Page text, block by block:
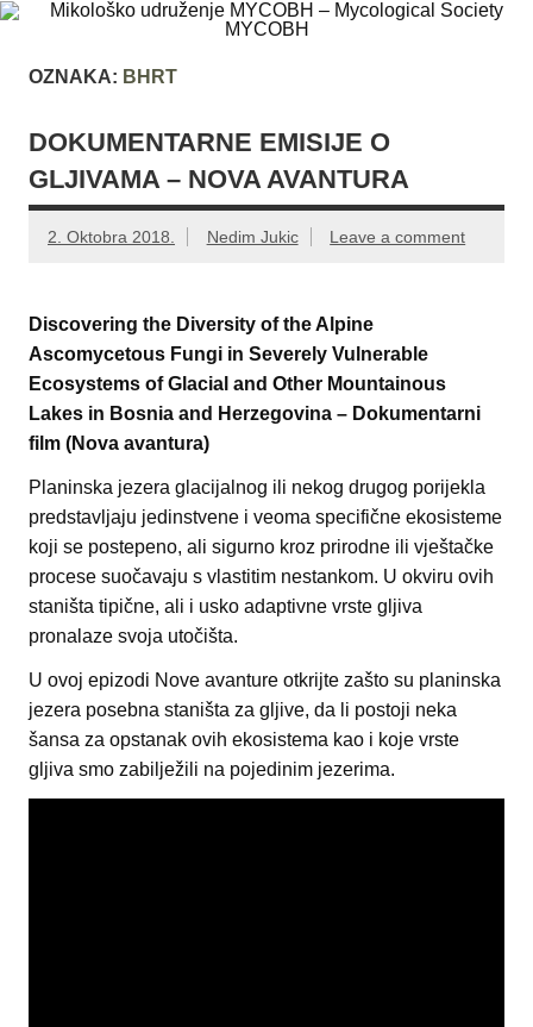
Skip
to
Mikološko
Mycological
Society
MYCOBH
Web site Mikološkog udruženja MYCOBH
OZNAKA: BHRT
DOKUMENTARNE EMISIJE O
GLJIVAMA – NOVA AVANTURA
2. Oktobra 2018. Nedim Jukic Leave a comment
Discovering the Diversity of the Alpine
Ascomycetous Fungi in Severely Vulnerable
Ecosystems of Glacial and Other Mountainous
Lakes in Bosnia and Herzegovina – Dokumentarni
film (Nova avantura)
Planinska jezera glacijalnog ili nekog drugog porijekla
predstavljaju jedinstvene i veoma specifične ekosisteme
koji se postepeno, ali sigurno kroz prirodne ili vještačke
procese suočavaju s vlastitim nestankom. U okviru ovih
staništa tipične, ali i usko adaptivne vrste gljiva
pronalaze svoja utočišta.
U ovoj epizodi Nove avanture otkrijte zašto su planinska
jezera posebna staništa za gljive, da li postoji neka
šansa za opstanak ovih ekosistema kao i koje vrste
gljiva smo zabilježili na pojedinim jezerima.